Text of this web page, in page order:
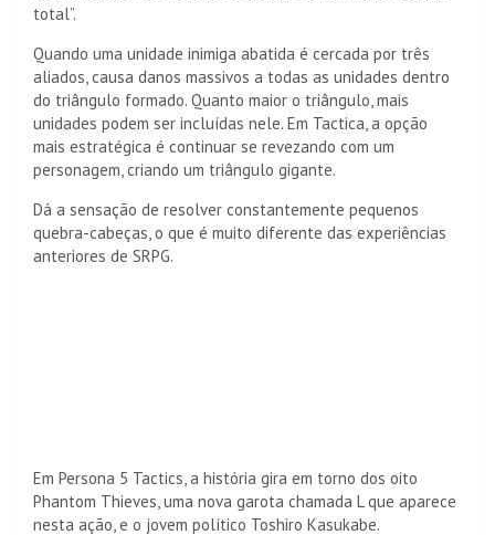
total”.
Quando uma unidade inimiga abatida é cercada por três
aliados, causa danos massivos a todas as unidades dentro
do triângulo formado. Quanto maior o triângulo, mais
unidades podem ser incluídas nele. Em Tactica, a opção
mais estratégica é continuar se revezando com um
personagem, criando um triângulo gigante.
Dá a sensação de resolver constantemente pequenos
quebra-cabeças, o que é muito diferente das experiências
anteriores de SRPG.
Em Persona 5 Tactics, a história gira em torno dos oito
Phantom Thieves, uma nova garota chamada L que aparece
nesta ação, e o jovem político Toshiro Kasukabe.